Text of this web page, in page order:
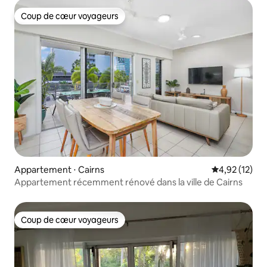
Coup de cœur voyageurs
Coup de cœur voyageurs
Appartement ⋅ Cairns Évaluation
4,92 (12)
Appartement récemment rénové dans la ville de Cairns
Coup de cœur voyageurs
Coup de cœur voyageurs